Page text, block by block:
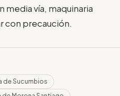
vía, maquinaria
con precaución.
de Sucumbios